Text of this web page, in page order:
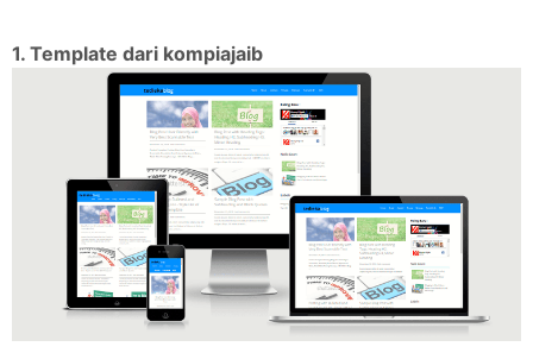
1. Template dari kompiajaib